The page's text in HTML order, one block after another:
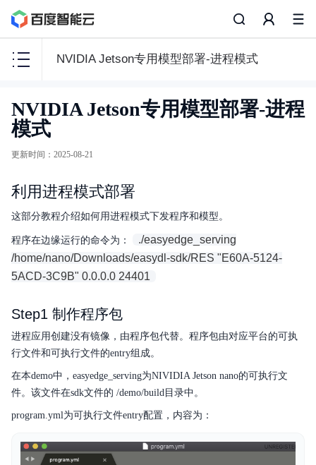
NVIDIA Jetson专用模型部署-进程模式
智
能
边
缘
BIE
产品描述
典型实践
操作指南
服务等级协议SLA
备份
产品定价
NVIDIA Jetson专用模型部署-进程
模式
更新时间 ： 2025-08-21
利用进程模式部署
这部分教程介绍如何用进程模式下发程序和模型。
程序在边缘运行的命令为：
./easyedge_serving
/home/nano/Downloads/easydl-sdk/RES "E60A-5124-
5ACD-3C9B" 0.0.0.0 24401
Step1 制作程序包
进程应用创建没有镜像，由程序包代替。程序包由对应平台的可执
行文件和可执行文件的entry组成。
在本demo中，easyedge_serving为NIVIDIA Jetson nano的可执行文
件。该文件在sdk文件的 /demo/build目录中。
program.yml为可执行文件entry配置，内容为：